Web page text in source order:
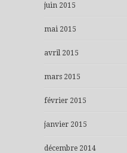
juin 2015
mai 2015
avril 2015
mars 2015
février 2015
janvier 2015
décembre 2014